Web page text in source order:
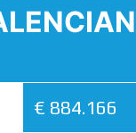
€ 884.166